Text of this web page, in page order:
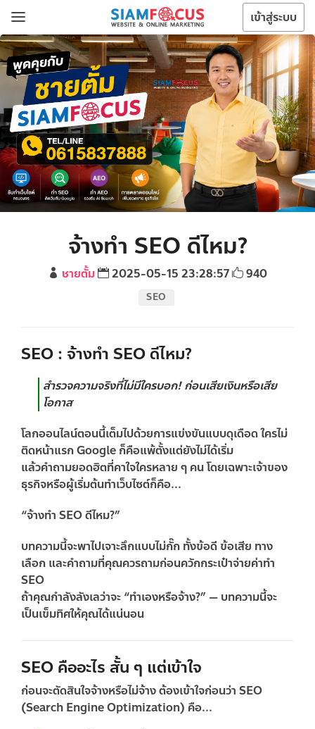
เข้าสู่ระบบ
จ้างทำ SEO ดีไหม?
ชายตั้ม 2025-05-15 23:28:57 940
SEO
SEO : จ้างทำ SEO ดีไหม?
สำรวจความจริงที่ไม่มีใครบอก! ก่อนเสียเงินหรือเสีย
โอกาส
โลกออนไลน์ตอนนี้เต็มไปด้วยการแข่งขันแบบดุเดือด ใครไม่
ติดหน้าแรก Google ก็คือแพ้ตั้งแต่ยังไม่ได้เริ่ม
แล้วคำถามยอดฮิตที่คาใจใครหลาย ๆ คน โดยเฉพาะเจ้าของ
ธุรกิจหรือผู้เริ่มต้นทำเว็บไซต์ก็คือ...
“จ้างทำ SEO ดีไหม?”
บทความนี้จะพาไปเจาะลึกแบบไม่กั๊ก ทั้งข้อดี ข้อเสีย ทาง
เลือก และคำถามที่คุณควรถามก่อนควักกระเป๋าจ่ายค่าทำ
SEO
ถ้าคุณกำลังลังเลว่าจะ “ทำเองหรือจ้าง?” — บทความนี้จะ
เป็นเข็มทิศให้คุณได้แน่นอน
SEO คืออะไร สั้น ๆ แต่เข้าใจ
ก่อนจะตัดสินใจจ้างหรือไม่จ้าง ต้องเข้าใจก่อนว่า SEO
(Search Engine Optimization) คือ...